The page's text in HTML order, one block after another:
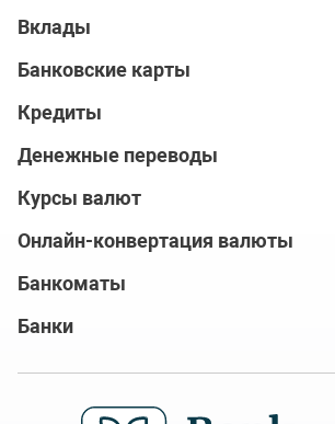
Вклады
Банковские карты
Кредиты
Денежные переводы
Курсы валют
Онлайн-конвертация валюты
Банкоматы
Банки